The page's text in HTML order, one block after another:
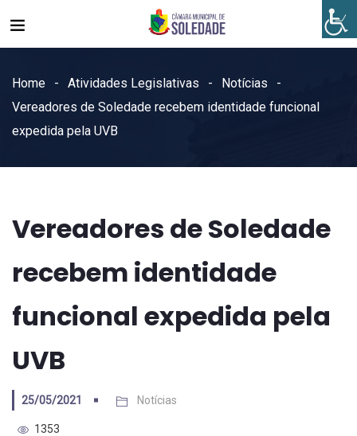
Home Atividades Legislativas
Notícias
Vereadores de Soledade recebem identidade funcional
expedida pela UVB
Vereadores de Soledade
recebem identidade
funcional expedida pela
UVB
25/05/2021 Notícias
1353